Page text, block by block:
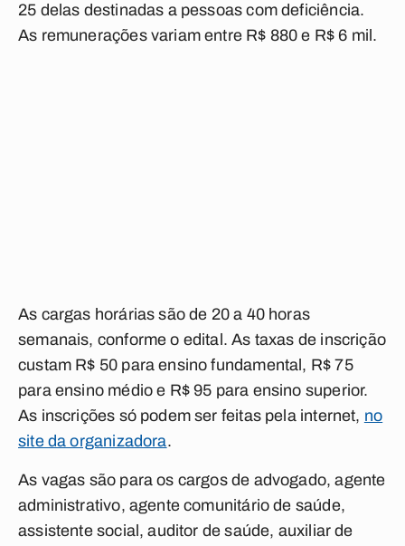
25 delas destinadas a pessoas com deficiência.
As remunerações variam entre R$ 880 e R$ 6 mil.
As cargas horárias são de 20 a 40 horas
semanais, conforme o edital. As taxas de inscrição
custam R$ 50 para ensino fundamental, R$ 75
para ensino médio e R$ 95 para ensino superior.
As inscrições só podem ser feitas pela internet, no
site da organizadora.
As vagas são para os cargos de advogado, agente
administrativo, agente comunitário de saúde,
assistente social, auditor de saúde, auxiliar de